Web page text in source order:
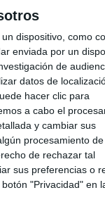
dispositivo, como
enviada por un
de
datos de
hacer clic para
a cabo el
y cambiar sus
procesamiento
de rechazar tal
sus preferencias o
"Privacidad" en
04/08/2026
una
La